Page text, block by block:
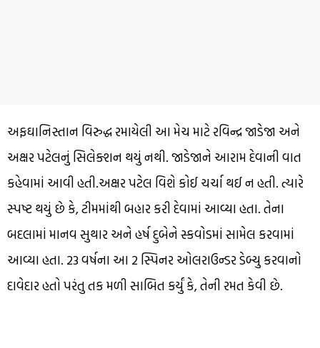
અફઘાનિસ્તાન વિરુદ્ધ રમાયેલી આ મેચ માટે રવિન્દ્ર જાડેજા અને
અક્ષર પટેલનું સિલેક્શન થયું નથી. જાડેજાને આરામ દેવાની વાત
કહેવામાં આવી હતી.અક્ષર પટેલ વિશે કોઈ ચર્ચા થઈ ન હતી. ત્યારે
સ્પષ્ટ થયું છે કે, ટીમમાંથી બહાર કરી દેવામાં આવ્યા હતા. તેના
બદલામાં માનવ સુથાર અને હર્ષ દુબેને સ્કવોડમાં સામેલ કરવામાં
આવ્યા હતા. 23 વર્ષના આ 2 સ્પિનર ઓલરાઉન્ડર ડેબ્યુ કરવાનો
દાવેદાર હતો પરંતુ તક મળી સાબિત કર્યું કે, તેની રમત કેવી છે.